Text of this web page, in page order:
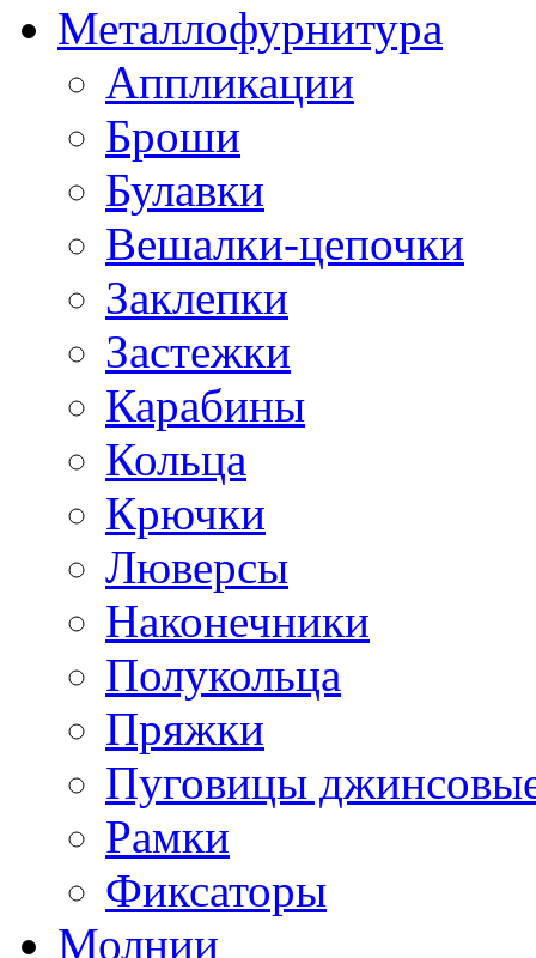
Металлофурнитура
Аппликации
Броши
Булавки
Вешалки-цепочки
Заклепки
Застежки
Карабины
Кольца
Крючки
Люверсы
Наконечники
Полукольца
Пряжки
Пуговицы
Рамки
Фиксаторы
Молнии